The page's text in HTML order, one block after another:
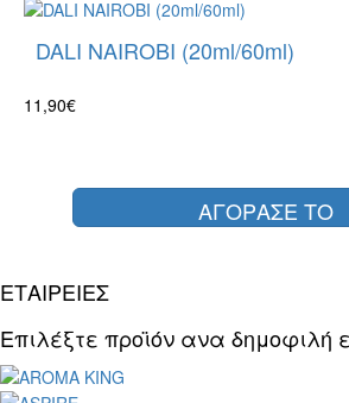
DALI NAIROBI (20ml/60ml)
11,90€
ΑΓΟΡΑΣΕ ΤΟ
ΕΤΑΙΡΕΙΕΣ
Επιλέξτε προϊόν ανα δημοφιλή